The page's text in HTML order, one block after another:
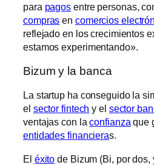
para pagos entre personas,
compras en comercios
reflejado en los crecimientos
estamos experimentando».
Bizum y la banca
La startup ha conseguido la
el sector fintech y el sector
ventajas con laconfianza que
entidades financieras.
El éxito de Bizum (Bi, por dos,